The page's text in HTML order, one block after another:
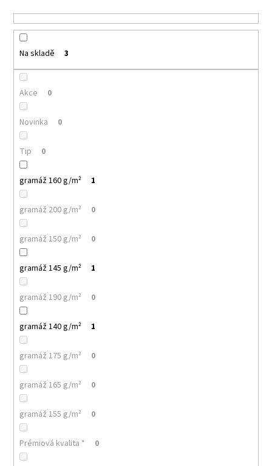
u
k
Na skladě 3
Akce 0
Novinka 0
Tip 0
gramáž 160 g/m² 1
gramáž 200 g/m² 0
gramáž 150 g/m² 0
gramáž 145 g/m² 1
gramáž 190 g/m² 0
gramáž 140 g/m² 1
gramáž 175 g/m² 0
gramáž 165 g/m² 0
gramáž 155 g/m² 0
Prémiová kvalita * 0
a
j
D
m
PELICAN
P72
TRIČKO
DĚTSKÉ
54
Kč